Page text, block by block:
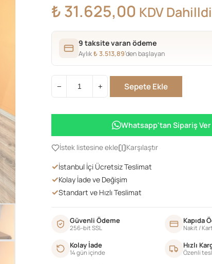
₺31.625,00 KDV
9 taksite varan ödeme
Aylık₺3.513,89’den başlayan
−
Country
Ceviz
+ Sepete Ekle
Whatsapp'tan Sipariş Ver
İstek listesine ekle Karşılaştır
✓İstanbul İçi Ücretsiz Teslimat
✓Kolay İade ve Değişim
✓Standart ve Hızlı Teslimat
Güvenli Ödeme
256-bit SSL
Kapıda
Nakit / Kart
Kolay İade
14 gün içinde
Hızlı
Özenli